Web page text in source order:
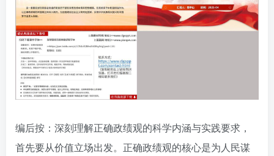
编后按：深刻理解正确政绩观的科学内涵与实践要求，
首先要从价值立场出发。正确政绩观的核心是为人民谋